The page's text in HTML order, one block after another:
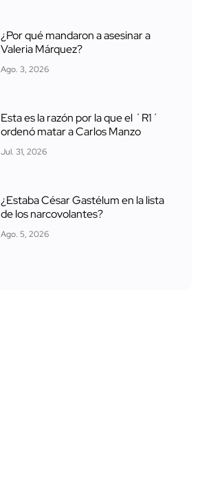
¿Por qué mandaron a asesinar a
Valeria Márquez?
Ago. 3, 2026
Esta es la razón por la que el ´R1´
ordenó matar a Carlos Manzo
Jul. 31, 2026
¿Estaba César Gastélum en la lista
de los narcovolantes?
Ago. 5, 2026